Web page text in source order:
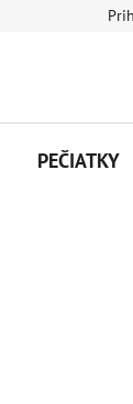
PEČIATKY